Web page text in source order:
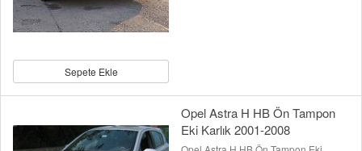
Sepete Ekle
Opel Astra H HB Ön Tampon
Eki Karlık 2001-2008